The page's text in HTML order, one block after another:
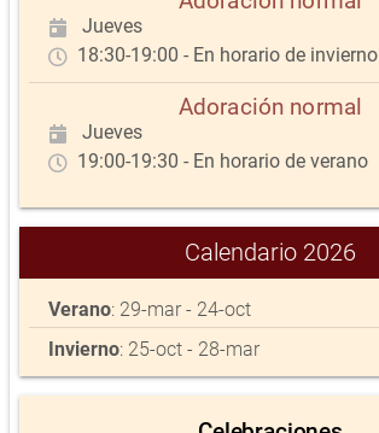
Jueves
18:30-19:00 - En horario de invierno
Adoración normal
Jueves
19:00-19:30 - En horario de verano
Calendario 2026
Verano: 29-mar - 24-oct
Invierno: 25-oct - 28-mar